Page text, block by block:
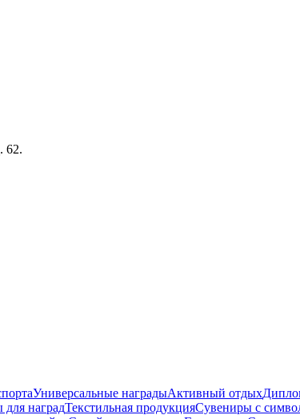
62.
Универсальные наградыАктивный отдых
наградТекстильная продукцияСувениры с